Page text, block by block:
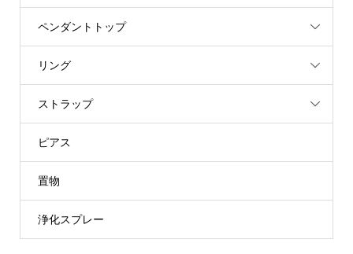
ペンダントトップ
リング
ストラップ
ピアス
置物
浄化スプレー